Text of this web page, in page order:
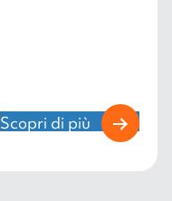
Scopri di più